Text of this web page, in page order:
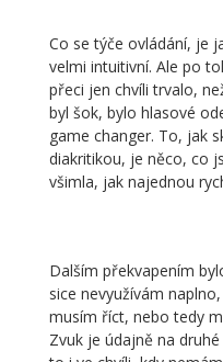
Co se týče ovládání, je
velmi intuitivní. Ale po
přeci jen chvíli trvalo,
byl šok, bylo hlasové
game changer. To, jak
diakritikou, je něco, co
všimla, jak najednou
Dalším překvapením
sice nevyužívám
musím říct, nebo tedy
Zvuk je údajně na